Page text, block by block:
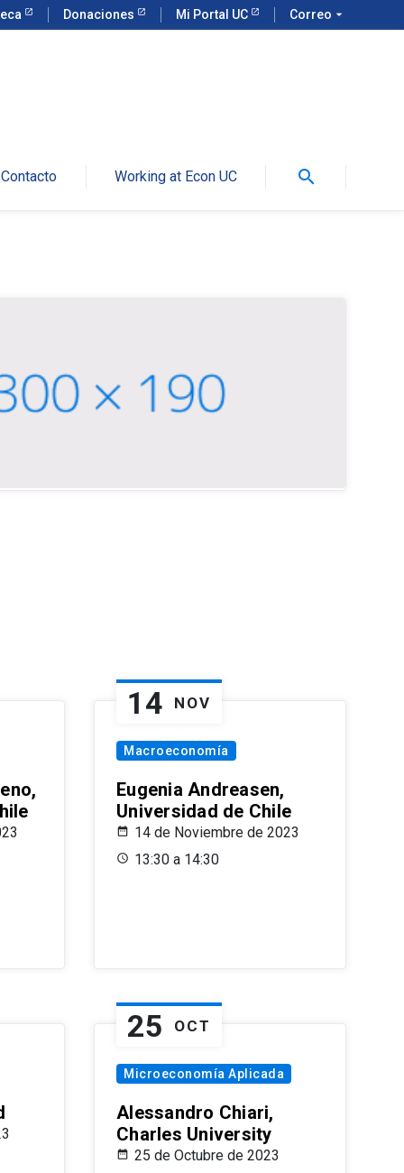
Donaciones Mi Portal UC Correo arrow_drop_down
Contacto Working at Econ UC search
14 NOV
Macroeconomía
Eugenia Andreasen,
Universidad de Chile
14 de Noviembre de 2023
13:30 a 14:30
25 OCT
Microeconomía Aplicada
Alessandro Chiari,
Charles University
25 de Octubre de 2023